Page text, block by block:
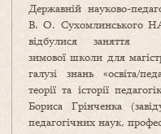
Державній науково-
В. О. Сухомлинського
відбулися заняття
зимової школи для
галузі знань «освіта/
теорії та історії
Бориса Грінченка
педагогічних наук,